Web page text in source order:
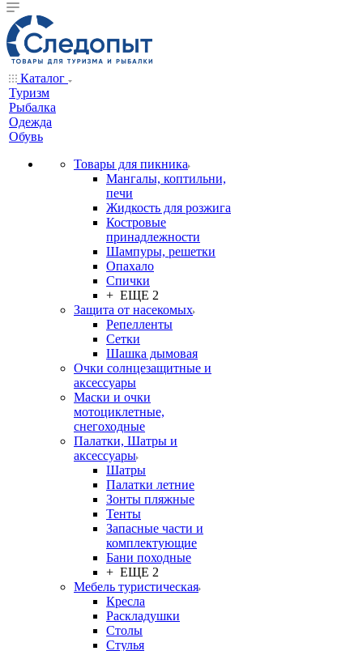
Каталог
Туризм
Рыбалка
Одежда
Обувь
Товары для пикника
Мангалы, коптильни,
печи
Жидкость для розжига
Костровые
принадлежности
Шампуры, решетки
Опахало
Спички
+ ЕЩЕ 2
Защита от насекомых
Репелленты
Сетки
Шашка дымовая
Очки солнцезащитные и
аксессуары
Маски и очки
мотоциклетные,
снегоходные
Палатки, Шатры и
аксессуары
Шатры
Палатки летние
Зонты пляжные
Тенты
Запасные части и
комплектующие
Бани походные
+ ЕЩЕ 2
Мебель туристическая
Кресла
Раскладушки
Столы
Стулья